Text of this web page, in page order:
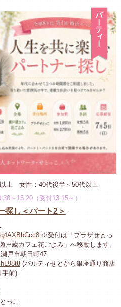
パ
以上 女性：40代後半～50代以上
～15:20（受付13:15～）
探し＜パート2＞
※受付は「プラザせとっ
戸蔵カフェ花ごよみ」へ移動します。
戸市朝日町47
(パルティせとから銀座通り商店
手前)
っこ